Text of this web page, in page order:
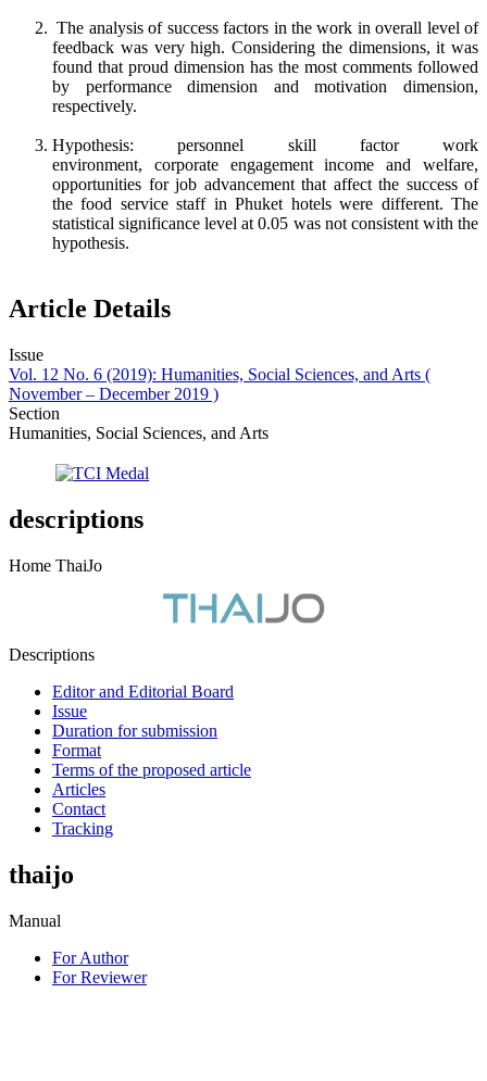
The analysis of success factors in the work in overall level of
feedback was very high. Considering the dimensions, it was
found that proud dimension has the most comments followed
by performance dimension and motivation dimension,
respectively.
Hypothesis: personnel skill factor work
environment, corporate engagement income and welfare,
opportunities for job advancement that affect the success of
the food service staff in Phuket hotels were different. The
statistical significance level at 0.05 was not consistent with the
hypothesis.
Article Details
Issue
Vol. 12 No. 6 (2019): Humanities, Social Sciences, and Arts (
November – December 2019 )
Section
Humanities, Social Sciences, and Arts
descriptions
Home ThaiJo
Descriptions
Editor and Editorial Board
Issue
Duration for submission
Format
Terms of the proposed article
Articles
Contact
Tracking
thaijo
Manual
For Author
For Reviewer